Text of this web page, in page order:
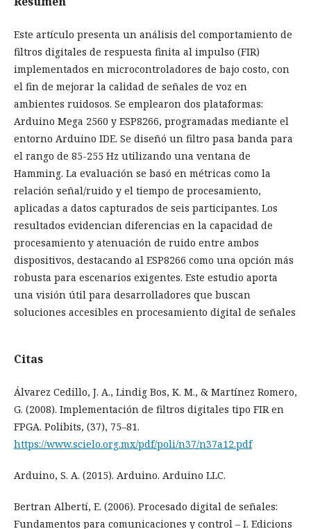
Este artículo presenta un análisis del comportamiento de
filtros digitales de respuesta finita al impulso (FIR)
implementados en microcontroladores de bajo costo, con
el fin de mejorar la calidad de señales de voz en
ambientes ruidosos. Se emplearon dos plataformas:
Arduino Mega 2560 y ESP8266, programadas mediante el
entorno Arduino IDE. Se diseñó un filtro pasa banda para
el rango de 85-255 Hz utilizando una ventana de
Hamming. La evaluación se basó en métricas como la
relación señal/ruido y el tiempo de procesamiento,
aplicadas a datos capturados de seis participantes. Los
resultados evidencian diferencias en la capacidad de
procesamiento y atenuación de ruido entre ambos
dispositivos, destacando al ESP8266 como una opción más
robusta para escenarios exigentes. Este estudio aporta
una visión útil para desarrolladores que buscan
soluciones accesibles en procesamiento digital de señales
Citas
Álvarez Cedillo, J. A., Lindig Bos, K. M., & Martínez Romero,
G. (2008). Implementación de filtros digitales tipo FIR en
FPGA. Polibits, (37), 75–81.
https://www.scielo.org.mx/pdf/poli/n37/n37a12.pdf
Arduino, S. A. (2015). Arduino. Arduino LLC.
Bertran Albertí, E. (2006). Procesado digital de señales:
Fundamentos para comunicaciones y control – I. Edicions